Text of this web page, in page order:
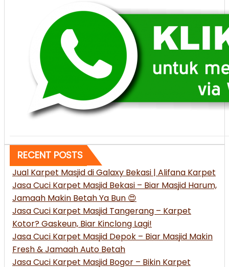
RECENT POSTS
Jual Karpet Masjid di Galaxy Bekasi | Alifana Karpet
Jasa Cuci Karpet Masjid Bekasi – Biar Masjid Harum,
Jamaah Makin Betah Ya Bun 😍
Jasa Cuci Karpet Masjid Tangerang – Karpet
Kotor? Gaskeun, Biar Kinclong Lagi!
Jasa Cuci Karpet Masjid Depok – Biar Masjid Makin
Fresh & Jamaah Auto Betah
Jasa Cuci Karpet Masjid Bogor – Bikin Karpet